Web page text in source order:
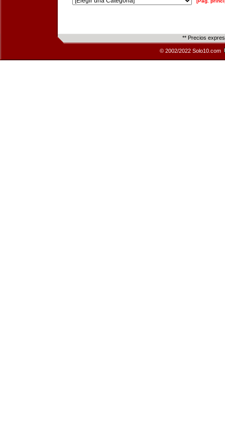
** Precios
© 2002/2022 Solo10.com